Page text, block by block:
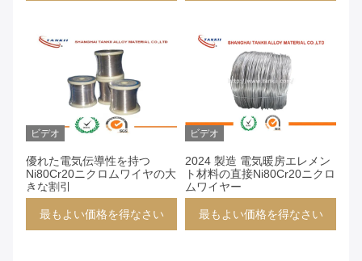
ビデオ
優れた電気伝導性を持つ
Ni80Cr20ニクロムワイヤの大
きな割引
最もよい価格を得なさい
ビデオ
2024 製造 電気暖房エレメン
ト材料の直接Ni80Cr20ニクロ
ムワイヤー
最もよい価格を得なさい